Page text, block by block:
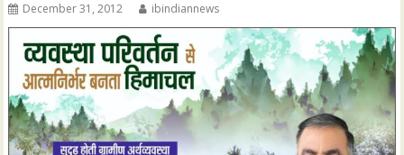
December 31, 2012 ibindiannews